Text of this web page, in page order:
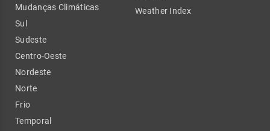
Mudanças Climáticas
Sul
Sudeste
Centro-Oeste
Nordeste
Norte
Frio
Temporal
Weather Index